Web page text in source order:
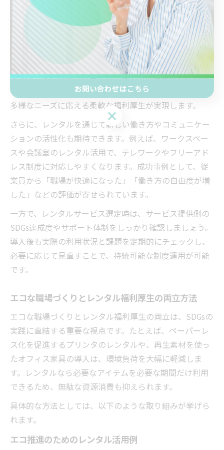
レンタルサービスが広げるSDGs企業の可能性
レンタルサービスの活用は、SDGs企業としての新たな可
能性を広げる手段となります。例えば、必要な時だけ利
用できるシェア型サービスは、廃棄ロスの削減やオフィ
ススペースの効率的利用など、企業の資源最適化にも寄
与します。これにより、環境負荷を抑えつつ、従業員の
多様なニーズに応える柔軟な福利厚生が実現します。
さらに、レンタルを通じて新しい働き方やコミュニケー
ションの活性化も期待できます。例えば、ワークスペー
スや会議室のレンタル活用で、テレワークやフリーアド
レス制度に対応しやすくなります。成功事例として、従
業員から「職場が快適になった」「働き方の自由度が増
した」などの評価が寄せられています。
一方で、レンタルサービス選定時は、サービス提供側の
SDGs達成度やサポート体制をしっかり確認しましょう。
導入後も実際の利用状況と課題を定期的にチェックし、
必要に応じて見直すことで、持続可能な制度運用が可能
です。
エコな職場づくりとレンタル福利厚生の両立方法
エコな職場づくりとレンタル福利厚生の両立は、SDGsの
実践に直結する重要な視点です。たとえば、ペーパーレ
ス化を促進するプリンタのレンタルや、再生素材を使っ
たオフィス家具の導入は、環境負荷を大幅に軽減しま
す。レンタルなら必要なアイテムを必要な期間だけ利用
できるため、無駄な資源消費も抑えられます。
具体的な方法としては、以下のような取り組みが挙げら
れます。
エコ推進のためのレンタル活用例
お問い合わせはこちら
お問い合わせはこちら